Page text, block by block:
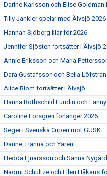
Darine Karlsson och Elise Goldman
Tilly Jankler spelar med Älvsjö 2026
Hannah Sjöberg klar för 2026
Jennifer Sjösten fortsätter i Älvsjö
Annie Eriksson och Maria
Dara Gustafsson och Bella
Alice Blom fortsätter i Älvsjö
Hanna Rothschild Lundin och
Caroline Forsgren förlänger 2026
Seger i Svenska Cupen mot GUSK
Darine, Hanna och Yaren
Hedda Ejnarsson och Sanna
Naomi Schultze och Ellen Håkans